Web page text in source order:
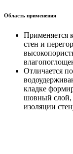
Область применения
Применяется
стен и
Отличается
кладке
шовный слой,
изоляции